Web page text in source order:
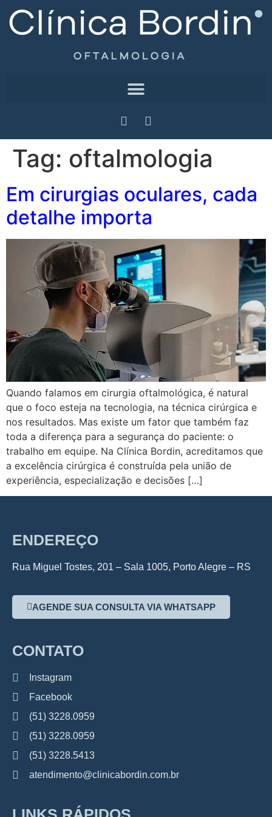
Tag: oftalmologia
Em cirurgias oculares, cada
detalhe importa
Quando falamos em cirurgia oftalmológica, é natural
que o foco esteja na tecnologia, na técnica cirúrgica e
nos resultados. Mas existe um fator que também faz
toda a diferença para a segurança do paciente: o
trabalho em equipe. Na Clínica Bordin, acreditamos que
a excelência cirúrgica é construída pela união de
experiência, especialização e decisões […]
ENDEREÇO
Rua Miguel Tostes, 201 – Sala 1005, Porto Alegre – RS
AGENDE SUA CONSULTA VIA WHATSAPP
CONTATO
Instagram
Facebook
(51) 3228.0959
(51) 3228.0959
(51) 3228.5413
atendimento@clinicabordin.com.br